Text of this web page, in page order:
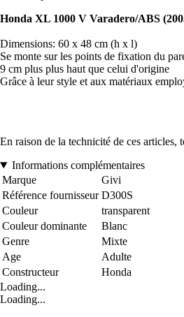
Honda XL 1000 V Varadero/ABS
Dimensions: 60 x 48 cm (h x l)
Se monte sur les points de fixation du
9 cm plus plus haut que celui d'origine
Grâce à leur style et aux matériaux
En raison de la technicité de ces articles,
Informations complémentaires
Marque
Givi
Référence fournisseur D300S
Couleur
transparent
Couleur dominante
Blanc
Genre
Mixte
Age
Adulte
Constructeur
Honda
Loading...
Loading...